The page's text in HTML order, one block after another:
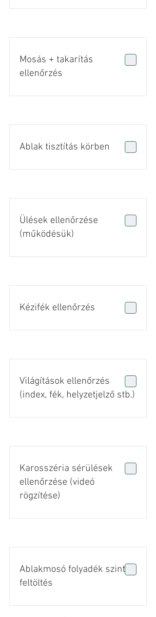
Mosás + takarítás
ellenőrzés
Ablak tisztítás körben
Ülések ellenőrzése
(működésük)
Kézifék ellenőrzés
Világítások ellenőrzés
(index, fék, helyzetjelző stb.)
Karosszéria sérülések
ellenőrzése (videó
rögzítése)
Ablakmosó folyadék szint
feltöltés